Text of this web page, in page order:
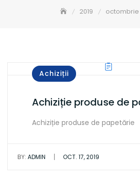
2019 octombrie
Achiziții
Achiziție produse de
Achiziție produse de papetărie
BY: ADMIN | OCT. 17, 2019